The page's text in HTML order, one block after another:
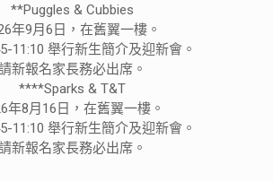
**Puggles & Cubbies
年9月6日，在舊翼一樓。
11:10 舉行新生簡介及迎新會。
新報名家長務必出席。
****Sparks & T&T
年8月16日，在舊翼一樓。
11:10 舉行新生簡介及迎新會。
新報名家長務必出席。